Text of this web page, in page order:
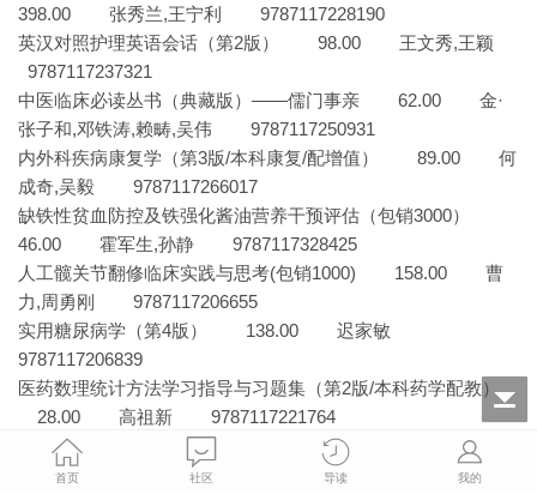
398.00 张秀兰,王宁利 9787117228190
英汉对照护理英语会话（第2版） 98.00 王文秀,王颖
9787117237321
中医临床必读丛书（典藏版）——儒门事亲 62.00 金·
张子和,邓铁涛,赖畴,吴伟 9787117250931
内外科疾病康复学（第3版/本科康复/配增值） 89.00 何
成奇,吴毅 9787117266017
缺铁性贫血防控及铁强化酱油营养干预评估（包销3000）
46.00 霍军生,孙静 9787117328425
人工髋关节翻修临床实践与思考(包销1000) 158.00 曹
力,周勇刚 9787117206655
实用糖尿病学（第4版） 138.00 迟家敏
9787117206839
医药数理统计方法学习指导与习题集（第2版/本科药学配教）
28.00 高祖新 9787117221764
生理心理学(第3版/本科心理/配增值) 65.00 杨艳杰
9787117273282
首页 社区 导读 我的